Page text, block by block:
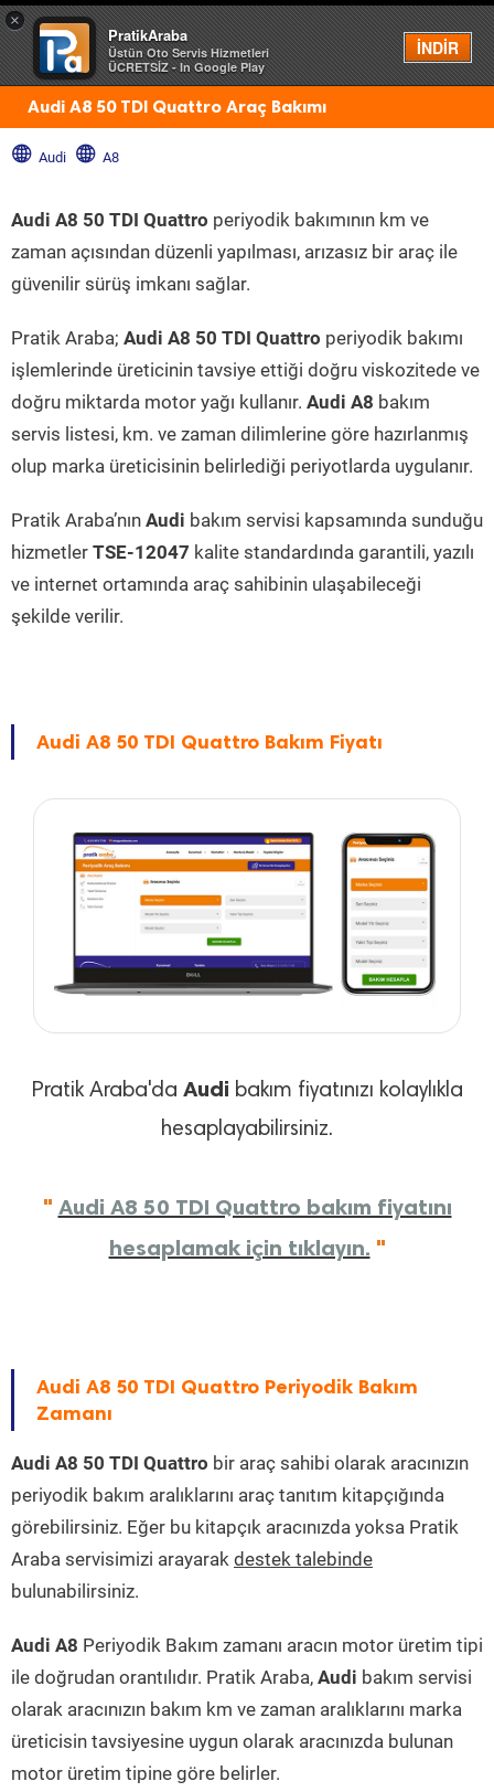
×
PratikAraba
Üstün Oto Servis Hizmetleri
ÜCRETSİZ - In Google Play
İNDİR
Menü
Audi A8 50 TDI Quattro Araç Bakımı
Audi A8
Audi A8 50 TDI Quattro periyodik bakımının km ve
zaman açısından düzenli yapılması, arızasız bir araç ile
güvenilir sürüş imkanı sağlar.
Pratik Araba; Audi A8 50 TDI Quattro periyodik bakımı
işlemlerinde üreticinin tavsiye ettiği doğru viskozitede ve
doğru miktarda motor yağı kullanır. Audi A8 bakım
servis listesi, km. ve zaman dilimlerine göre hazırlanmış
olup marka üreticisinin belirlediği periyotlarda uygulanır.
Pratik Araba’nın Audi bakım servisi kapsamında sunduğu
hizmetler TSE-12047 kalite standardında garantili, yazılı
ve internet ortamında araç sahibinin ulaşabileceği
şekilde verilir.
Audi A8 50 TDI Quattro Bakım Fiyatı
Pratik Araba'da Audi bakım fiyatınızı kolaylıkla
hesaplayabilirsiniz.
" Audi A8 50 TDI Quattro bakım fiyatını
hesaplamak için tıklayın. "
Audi A8 50 TDI Quattro Periyodik Bakım
Zamanı
Audi A8 50 TDI Quattro bir araç sahibi olarak aracınızın
periyodik bakım aralıklarını araç tanıtım kitapçığında
görebilirsiniz. Eğer bu kitapçık aracınızda yoksa Pratik
Araba servisimizi arayarak destek talebinde
bulunabilirsiniz.
Audi A8 Periyodik Bakım zamanı aracın motor üretim tipi
ile doğrudan orantılıdır. Pratik Araba, Audi bakım servisi
olarak aracınızın bakım km ve zaman aralıklarını marka
üreticisin tavsiyesine uygun olarak aracınızda bulunan
motor üretim tipine göre belirler.